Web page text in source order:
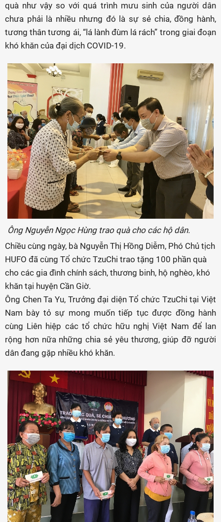
quà như vậy so với quá trình mưu sinh của người dân
chưa phải là nhiều nhưng đó là sự sẻ chia, đồng hành,
tương thân tương ái, “lá lành đùm lá rách” trong giai đoạn
khó khăn của đại dịch COVID-19.
Ông Nguyễn Ngọc Hùng trao quà cho các hộ dân.
Chiều cùng ngày, bà Nguyễn Thị Hồng Diễm, Phó Chủ tịch
HUFO đã cùng Tổ chức TzuChi trao tặng 100 phần quà
cho các gia đình chính sách, thương binh, hộ nghèo, khó
khăn tại huyện Cần Giờ.
Ông Chen Ta Yu, Trưởng đại diện Tổ chức TzuChi tại Việt
Nam bày tỏ sự mong muốn tiếp tục được đồng hành
cùng Liên hiệp các tổ chức hữu nghị Việt Nam để lan
rộng hơn nữa những chia sẻ yêu thương, giúp đỡ người
dân đang gặp nhiều khó khăn.